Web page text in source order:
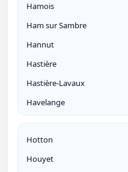
Hamois
Ham sur Sambre
Hannut
Hastière
Hastière-Lavaux
Havelange
Hotton
Houyet